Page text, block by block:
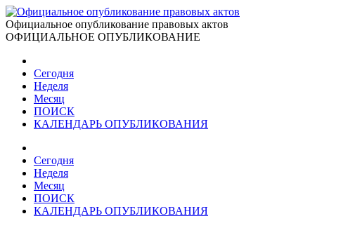
Официальное опубликование правовых актов
ОФИЦИАЛЬНОЕ ОПУБЛИКОВАНИЕ
Сегодня
Неделя
Месяц
ПОИСК
КАЛЕНДАРЬ ОПУБЛИКОВАНИЯ
Сегодня
Неделя
Месяц
ПОИСК
КАЛЕНДАРЬ ОПУБЛИКОВАНИЯ